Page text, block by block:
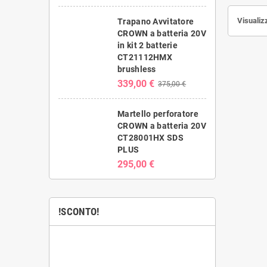
Trapano Avvitatore
CROWN a batteria 20V
in kit 2 batterie
CT21112HMX
brushless
339,00 € 375,00 €
Martello perforatore
CROWN a batteria 20V
CT28001HX SDS
PLUS
295,00 €
!SCONTO!
verdi, da
con